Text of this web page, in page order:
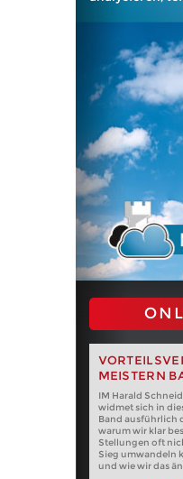
MEISTERN
IM Harald
widmet sich in
Band ausführlich
warum wir klar
Stellungen oft
Sieg umwandeln
und wie wir das